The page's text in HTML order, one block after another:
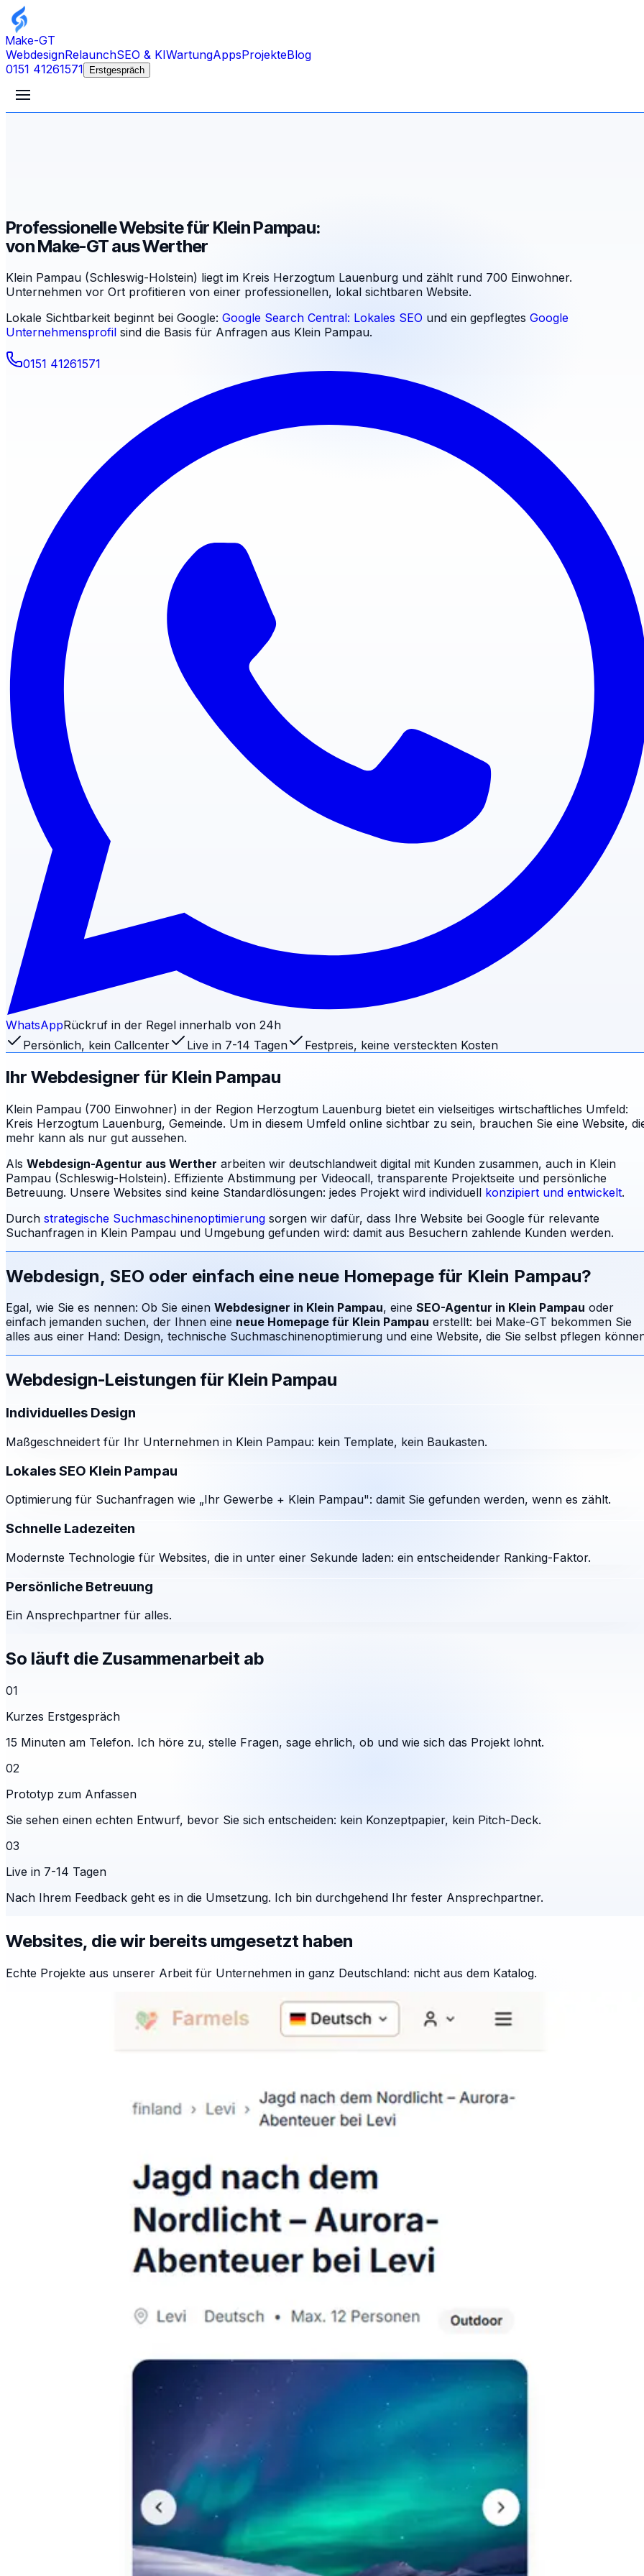
Make-GT
WebdesignRelaunchSEO & KIWartungAppsProjekteBlog
0151 41261571
Erstgespräch
Professionelle Website für Klein Pampau:
von Make-GT aus Werther
Klein Pampau (Schleswig-Holstein) liegt im Kreis Herzogtum Lauenburg und zählt rund 700 Einwohner.
Unternehmen vor Ort profitieren von einer professionellen, lokal sichtbaren Website.
Lokale Sichtbarkeit beginnt bei Google: Google Search Central: Lokales SEO und ein gepflegtes Google
Unternehmensprofil sind die Basis für Anfragen aus Klein Pampau.
0151 41261571
WhatsAppRückruf in der Regel innerhalb von 24h
Persönlich, kein Callcenter
Live in 7-14 Tagen Festpreis, keine versteckten Kosten
Ihr Webdesigner für Klein Pampau
Klein Pampau (700 Einwohner) in der Region Herzogtum Lauenburg bietet ein vielseitiges wirtschaftliches Umfeld:
Kreis Herzogtum Lauenburg, Gemeinde. Um in diesem Umfeld online sichtbar zu sein, brauchen Sie eine Website,
mehr kann als nur gut aussehen.
Als Webdesign-Agentur aus Werther arbeiten wir deutschlandweit digital mit Kunden zusammen, auch in Klein
Pampau (Schleswig-Holstein). Effiziente Abstimmung per Videocall, transparente Projektseite und persönliche
Betreuung. Unsere Websites sind keine Standardlösungen: jedes Projekt wird individuell konzipiert und entwickelt.
Durch strategische Suchmaschinenoptimierung sorgen wir dafür, dass Ihre Website bei Google für relevante
Suchanfragen in Klein Pampau und Umgebung gefunden wird: damit aus Besuchern zahlende Kunden werden.
Webdesign, SEO oder einfach eine neue Homepage für Klein Pampau?
Egal, wie Sie es nennen: Ob Sie einen Webdesigner in Klein Pampau, eine SEO-Agentur in Klein Pampau oder
einfach jemanden suchen, der Ihnen eine neue Homepage für Klein Pampau erstellt: bei Make-GT bekommen Sie
alles aus einer Hand: Design, technische Suchmaschinenoptimierung und eine Website, die Sie selbst pflegen
Webdesign-Leistungen für Klein Pampau
Individuelles Design
Maßgeschneidert für Ihr Unternehmen in Klein Pampau: kein Template, kein Baukasten.
Lokales SEO Klein Pampau
Optimierung für Suchanfragen wie „Ihr Gewerbe + Klein Pampau": damit Sie gefunden werden, wenn es zählt.
Schnelle Ladezeiten
Modernste Technologie für Websites, die in unter einer Sekunde laden: ein entscheidender Ranking-Faktor.
Persönliche Betreuung
Ein Ansprechpartner für alles.
So läuft die Zusammenarbeit ab
01
Kurzes Erstgespräch
15 Minuten am Telefon. Ich höre zu, stelle Fragen, sage ehrlich, ob und wie sich das Projekt lohnt.
02
Prototyp zum Anfassen
Sie sehen einen echten Entwurf, bevor Sie sich entscheiden: kein Konzeptpapier, kein Pitch-Deck.
03
Live in 7-14 Tagen
Nach Ihrem Feedback geht es in die Umsetzung. Ich bin durchgehend Ihr fester Ansprechpartner.
Websites, die wir bereits umgesetzt haben
Echte Projekte aus unserer Arbeit für Unternehmen in ganz Deutschland: nicht aus dem Katalog.